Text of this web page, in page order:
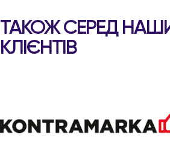
ТАКОЖ СЕРЕД
КЛІЄНТІВ